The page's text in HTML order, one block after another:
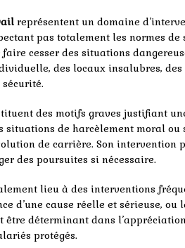
représentent un domaine
pas totalement les normes de
cesser des situations
des locaux insalubres,
des motifs graves justifiant
situations de harcèlement moral ou
de carrière. Son intervention
des poursuites si nécessaire.
lieu à des interventions
d’une cause réelle et sérieuse, ou
être déterminant dans
protégés.